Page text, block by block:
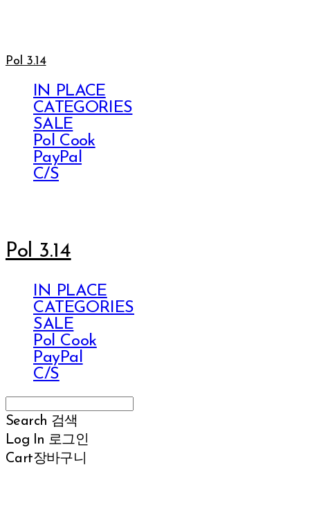
Pol 3.14
IN PLACE
CATEGORIES
SALE
Pol Cook
PayPal
C/S
Pol 3.14
IN PLACE
CATEGORIES
SALE
Pol Cook
PayPal
C/S
Search 검색
Log In 로그인
Cart장바구니